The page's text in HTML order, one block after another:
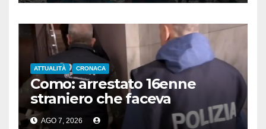
ATTUALITÀ CRONACA
Como: arrestato 16enne
straniero che faceva
propaganda all’Isis
AGO 7, 2026